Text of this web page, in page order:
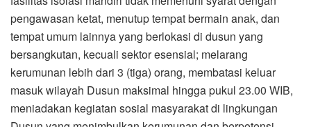
pengawasan ketat, menutup tempat bermain anak, dan
tempat umum lainnya yang berlokasi di dusun yang
bersangkutan, kecuali sektor esensial; melarang
kerumunan lebih dari 3 (tiga) orang, membatasi keluar
masuk wilayah Dusun maksimal hingga pukul 23.00 WIB,
meniadakan kegiatan sosial masyarakat di lingkungan